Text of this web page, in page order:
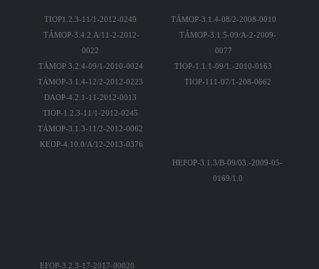
TIOP1.2.3-11/1-2012-0249
TÁMOP-3.4.2.A/11-2-2012-
0022
TÁMOP 3.2.4-09/1-2010-0024
TÁMOP-3.1.4-12/2-2012-0223
DAOP-4.2.1-11-2012-0013
TIOP-1.2.3-11/1-2012-0245
TÁMOP-3.1.3-11/2-2012-0062
KEOP-4.10.0/A/12-2013-0376
TÁMOP-3.1.4-08/2-2008-0010
TÁMOP-3.1.5-09/A-2-2009-
0077
TIOP-1.1.1-09/1.-2010-0163
TIOP-111-07/1-208-0662
HEFOP-3.1.3/B-09/03.-2009-05-
0169/1.0
EFOP-3.2.3-17-2017-00020